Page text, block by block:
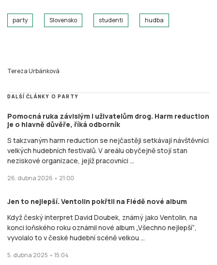
party Slovensko studenti hudba
Tereza Urbánková
DALŠÍ ČLÁNKY O PARTY
Pomocná ruka závislým i uživatelům drog. Harm reduction
je o hlavně důvěře, říká odborník
S takzvaným harm reduction se nejčastěji setkávají návštěvníci
velkých hudebních festivalů. V areálu obyčejně stojí stan
neziskové organizace, jejíž pracovníci ...
26. dubna 2026 • 21:00
Jen to nejlepší. Ventolin pokřtil na Flédě nové album
Když český interpret David Doubek, známý jako Ventolin, na
konci loňského roku oznámil nové album „Všechno nejlepší“,
vyvolalo to v české hudební scéně velkou ...
5. dubna 2025 • 15:04